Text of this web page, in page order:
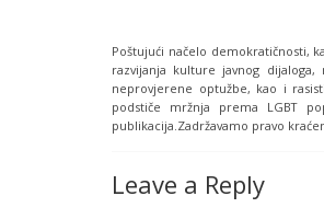
Poštujući načelo demokratičnosti,
razvijanja kulture javnog
neprovjerene optužbe, kao i
podstiče mržnja prema LGBT
publikacija.Zadržavamo pravo
Leave a Reply